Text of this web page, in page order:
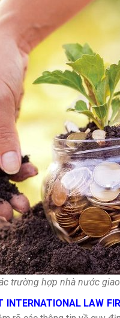
trường hợp nhà nước
INTERNATIONAL LAW